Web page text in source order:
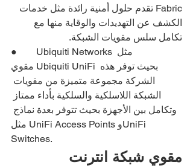
Fabric تقدم حلول أمنية رائدة مثل خدمات
الكشف عن التهديدات والوقاية منها مع
تكامل سلس مقويات الشبكة.
●        Ubiquiti Networks مثل
مقوي Ubiquiti UniFi بحيث توفر هذه
الشركة مجموعة متميزة من مقويات
الشبكة اللاسلكية والسلكية بأداء ممتاز
وتكامل بين الأجهزة بحيث تتوفر بعدة نماذج
مثل UniFi Access Points وUniFi
Switches.
مقوي شبكة انترنت